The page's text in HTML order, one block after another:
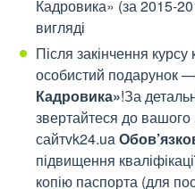
Кадровика» (за 2015-
вигляді
Після закінчення
особистий подарунок —
Кадровика»!За
звертайтеся до
сайтvk24.ua
підвищення
копію паспорта (для